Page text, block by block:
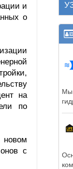
и
о
на
по
с
Мы